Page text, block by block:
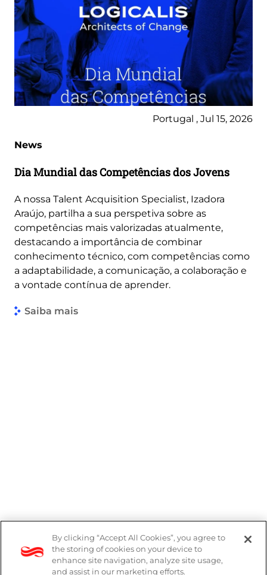
Portugal , Jul 15, 2026
News
Dia Mundial das Competências dos Jovens
A nossa Talent Acquisition Specialist, Izadora
Araújo, partilha a sua perspetiva sobre as
competências mais valorizadas atualmente,
destacando a importância de combinar
conhecimento técnico, com competências como
a adaptabilidade, a comunicação, a colaboração e
a vontade contínua de aprender.
Saiba mais
Denúncias
Política de Privacidade
By clicking “Accept All Cookies”, you agree to
the storing of cookies on your device to
enhance site navigation, analyze site usage,
and assist in our marketing efforts.